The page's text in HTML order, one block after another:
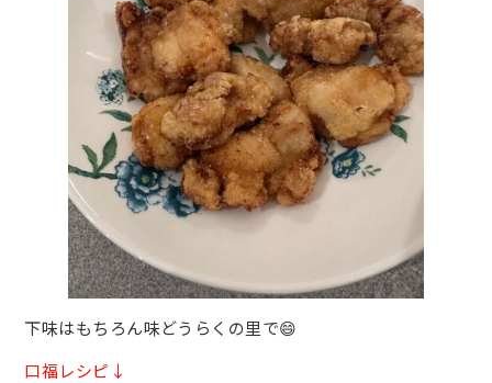
下味はもちろん味どうらくの里で😄
口福レシピ↓